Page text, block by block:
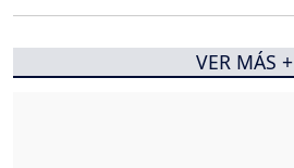
VER MÁS +